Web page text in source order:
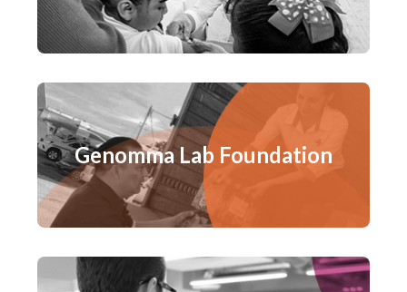
Genomma Lab Foundation